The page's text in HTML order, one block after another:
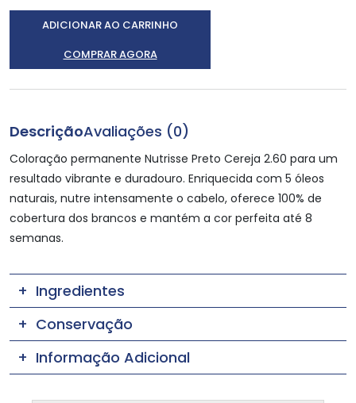
ADICIONAR AO CARRINHO
COMPRAR AGORA
DescriçãoAvaliações (0)
Coloração permanente Nutrisse Preto Cereja 2.60 para um
resultado vibrante e duradouro. Enriquecida com 5 óleos
naturais, nutre intensamente o cabelo, oferece 100% de
cobertura dos brancos e mantém a cor perfeita até 8
semanas.
Ingredientes
Conservação
Informação Adicional